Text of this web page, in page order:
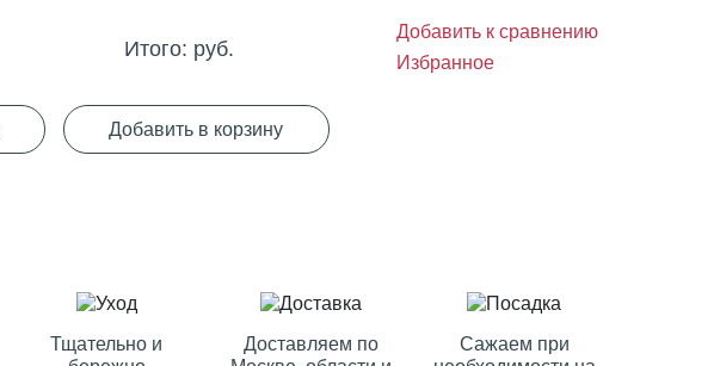
Итого: руб.
Добавить к сравнению
Избранное
Добавить в корзину
Тщательно и
Доставляем по
Сажаем при